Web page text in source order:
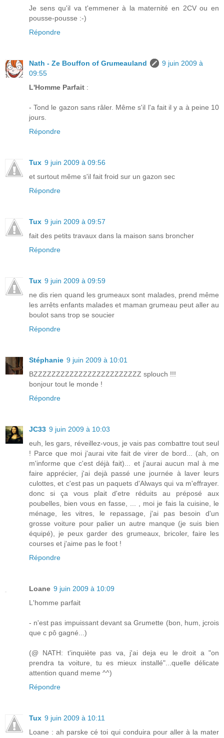
Je sens qu'il va t'emmener à la maternité en 2CV ou en
pousse-pousse :-)
Répondre
Nath - Ze Bouffon of Grumeauland
9 juin 2009 à
09:55
L'Homme Parfait :
- Tond le gazon sans râler. Même s'il l'a fait il y a à peine 10
jours.
Répondre
Tux 9 juin 2009 à 09:56
et surtout même s'il fait froid sur un gazon sec
Répondre
Tux 9 juin 2009 à 09:57
fait des petits travaux dans la maison sans broncher
Répondre
Tux 9 juin 2009 à 09:59
ne dis rien quand les grumeaux sont malades, prend même
les arrêts enfants malades et maman grumeau peut aller au
boulot sans trop se soucier
Répondre
Stéphanie 9 juin 2009 à 10:01
BZZZZZZZZZZZZZZZZZZZZZZZZ splouch !!!
bonjour tout le monde !
Répondre
JC33 9 juin 2009 à 10:03
euh, les gars, réveillez-vous, je vais pas combattre tout seul
! Parce que moi j'aurai vite fait de virer de bord... (ah, on
m'informe que c'est déjà fait)... et j'aurai aucun mal à me
faire apprécier, j'ai dejà passé une journée à laver leurs
culottes, et c'est pas un paquets d'Always qui va m'effrayer.
donc si ça vous plait d'etre réduits au préposé aux
poubelles, bien vous en fasse, ... , moi je fais la cuisine, le
ménage, les vitres, le repassage, j'ai pas besoin d'un
grosse voiture pour palier un autre manque (je suis bien
équipé), je peux garder des grumeaux, bricoler, faire les
courses et j'aime pas le foot !
Répondre
Loane 9 juin 2009 à 10:09
L'homme parfait
- n'est pas impuissant devant sa Grumette (bon, hum, jcrois
que c pô gagné...)
(@ NATH: t'inquiète pas va, j'ai deja eu le droit a "on
prendra ta voiture, tu es mieux installé"...quelle délicate
attention quand meme ^^)
Répondre
Tux 9 juin 2009 à 10:11
Loane : ah parske cé toi qui conduira pour aller à la mater